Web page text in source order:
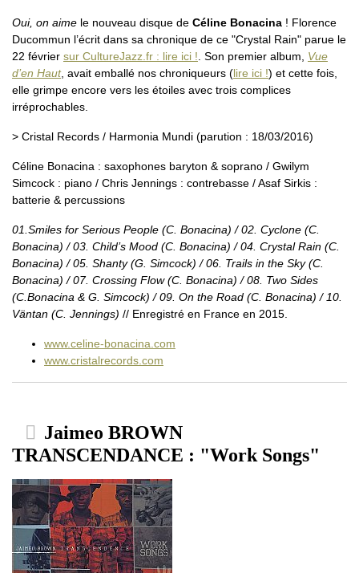
Oui, on aime le nouveau disque de Céline Bonacina ! Florence
Ducommun l’écrit dans sa chronique de ce "Crystal Rain" parue le
22 février sur CultureJazz.fr : lire ici ! . Son premier album, Vue
d’en Haut, avait emballé nos chroniqueurs (lire ici !) et cette fois,
elle grimpe encore vers les étoiles avec trois complices
irréprochables.
> Cristal Records / Harmonia Mundi (parution : 18/03/2016)
Céline Bonacina : saxophones baryton & soprano / Gwilym
Simcock : piano / Chris Jennings : contrebasse / Asaf Sirkis :
batterie & percussions
01.Smiles for Serious People (C. Bonacina) / 02. Cyclone (C.
Bonacina) / 03. Child’s Mood (C. Bonacina) / 04. Crystal Rain (C.
Bonacina) / 05. Shanty (G. Simcock) / 06. Trails in the Sky (C.
Bonacina) / 07. Crossing Flow (C. Bonacina) / 08. Two Sides
(C.Bonacina & G. Simcock) / 09. On the Road (C. Bonacina) / 10.
Väntan (C. Jennings) // Enregistré en France en 2015.
www.celine-bonacina.com
www.cristalrecords.com
Jaimeo BROWN
TRANSCENDANCE : "Work Songs"